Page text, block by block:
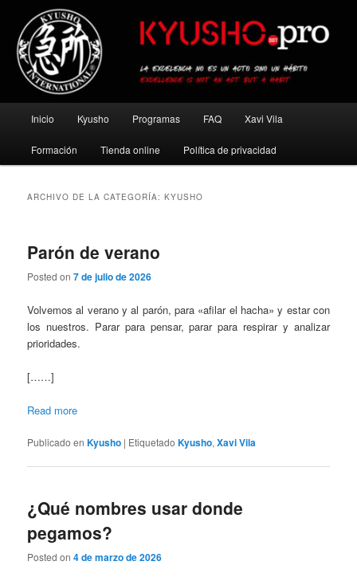
contenido
principal
contenido
secundario
Kyusho Pro
principal
Inicio Kyusho Programas FAQ Xavi Vila
Formación Tienda online Política de privacidad
ARCHIVO DE LA CATEGORÍA:KYUSHO
Parón de verano
Posted on7 de julio de 2026
Volvemos al verano y al parón, para «afilar el hacha» y estar con
los nuestros. Parar para pensar, parar para respirar y analizar
prioridades.
[……]
Read more
Publicado en Kyusho | Etiquetado Kyusho,Xavi Vila
¿Qué nombres usar donde
pegamos?
Posted on4 de marzo de 2026